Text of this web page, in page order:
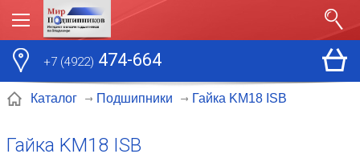
+7 (4922) 474-664
Каталог Подшипники Гайка KM18 ISB
Гайка KM18 ISB